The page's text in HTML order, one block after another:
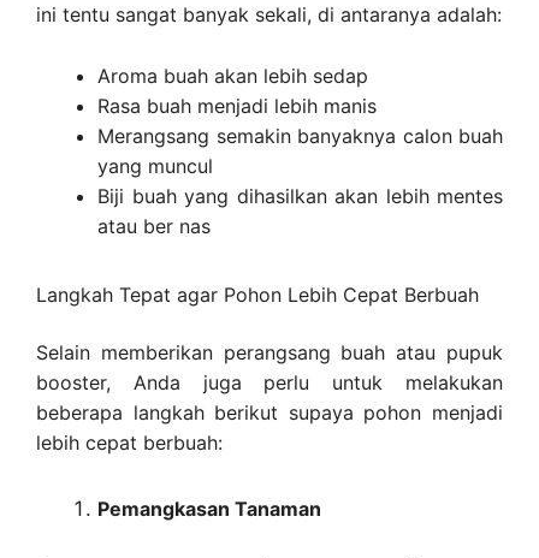
ini tentu sangat banyak sekali, di antaranya adalah:
Aroma buah akan lebih sedap
Rasa buah menjadi lebih manis
Merangsang semakin banyaknya calon buah
yang muncul
Biji buah yang dihasilkan akan lebih mentes
atau ber nas
Langkah Tepat agar Pohon Lebih Cepat Berbuah
Selain memberikan perangsang buah atau pupuk
booster, Anda juga perlu untuk melakukan
beberapa langkah berikut supaya pohon menjadi
lebih cepat berbuah:
Pemangkasan Tanaman